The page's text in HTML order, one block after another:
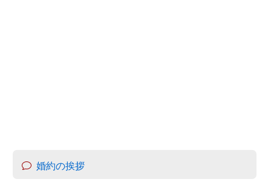
婚約の挨拶